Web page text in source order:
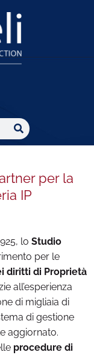
per la
IP
lo Studio
per le
diritti di Proprietà
all’esperienza
di migliaia di
di gestione
aggiornato.
procedure di